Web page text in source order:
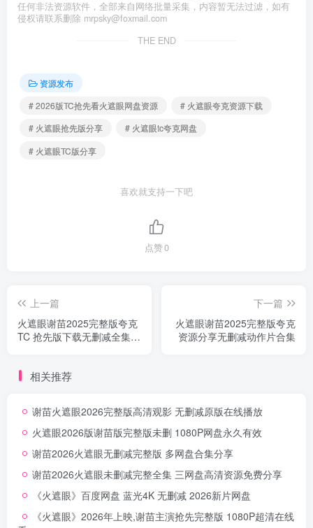
任何非法资源软件，全部来自网络批量采集，内容暂无法过滤，如有
侵权请联系删除 mrpsky@foxmail.com
THE END
资源发布
# 2026版TC抢先看火遮眼网盘资源
# 火遮眼夸克资源下载
# 火遮眼抢先版分享
# 火遮眼tc夸克网盘
# 火遮眼TC版分享
喜欢就支持一下吧
点赞0
上一篇
火遮眼谢苗2025完整版夸克
TC 抢先版下载无删减全集打
下一篇
火遮眼谢苗2025完整版夸克
资源分享无删减动作片合集
相关推荐
谢苗火遮眼2026完整版高清观影 无删减原版在线播放
火遮眼2026版谢苗版完整版未删 1080P网盘永久有效
谢苗2026火遮眼无删减完整版 多网盘合集分享
谢苗2026火遮眼未删减完整全集 三网盘高清资源免费分享
《火遮眼》百度网盘 蓝光4K 无删减 2026新片网盘
《火遮眼》2026年上映,谢苗主演抢先完整版 1080P超清在线